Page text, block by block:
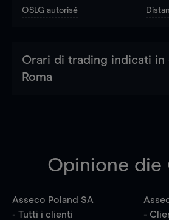
OSLG autorisé
Orari di trading indicati in
Roma
Opinione die
Asseco Poland SA
- Tutti i clienti
-